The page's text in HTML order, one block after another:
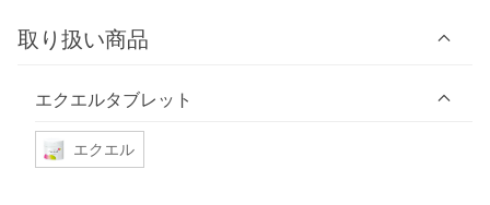
取り扱い商品
エクエルタブレット
エクエル